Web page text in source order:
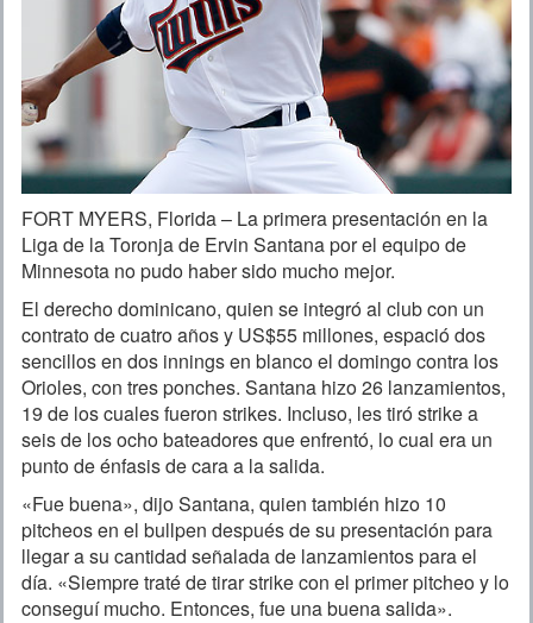
FORT MYERS, Florida – La primera presentación en la
Liga de la Toronja de Ervin Santana por el equipo de
Minnesota no pudo haber sido mucho mejor.
El derecho dominicano, quien se integró al club con un
contrato de cuatro años y US$55 millones, espació dos
sencillos en dos innings en blanco el domingo contra los
Orioles, con tres ponches. Santana hizo 26 lanzamientos,
19 de los cuales fueron strikes. Incluso, les tiró strike a
seis de los ocho bateadores que enfrentó, lo cual era un
punto de énfasis de cara a la salida.
«Fue buena», dijo Santana, quien también hizo 10
pitcheos en el bullpen después de su presentación para
llegar a su cantidad señalada de lanzamientos para el
día. «Siempre traté de tirar strike con el primer pitcheo y lo
conseguí mucho. Entonces, fue una buena salida».